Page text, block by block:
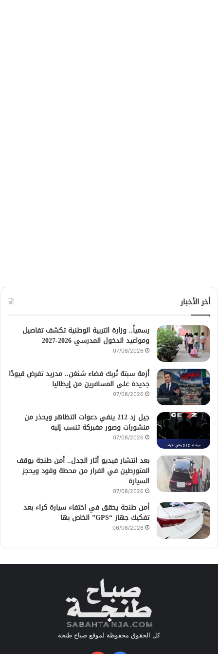
أخر الأخبار
رسمياً.. وزارة التربية الوطنية تكشف تفاصيل
ومواعيد الدخول المدرسي 2026-2027
07/08/2026
أزمة سبتة تُربك فضاء شنغن.. مدريد تفرض قيودًا
جديدة على المسافرين من إيطاليا
07/08/2026
جيل زد 212 ينفي دعوات التظاهر ويحذر من
منشورات وصور مفبركة تنسب إليه
07/08/2026
بعد انتشار فيديو أثار الجدل.. أمن طنجة يوقف
المتورطين في الفرار من محطة وقود ويحجز
السيارة
07/08/2026
أمن طنجة يحقق في اختفاء سيارة كراء بعد
تفكيك جهاز “GPS” الخاص بها
06/08/2026
كل الحقوق محفوظة لموقع صباح طنجة